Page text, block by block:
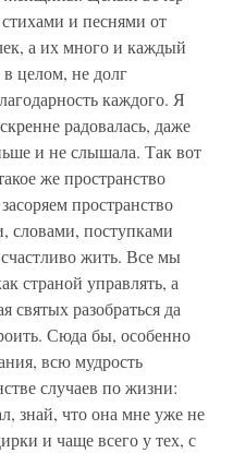
и песнями от
а их много и каждый
целом, не долг
каждого. Я
радовалась, даже
и не слышала. Так вот
же пространство
пространство
словами, поступками
жить. Все мы
страной управлять, а
святых разобраться да
Сюда бы, особенно
всю мудрость
случаев по жизни:
знай, что она мне уже не
и чаще всего у тех, с